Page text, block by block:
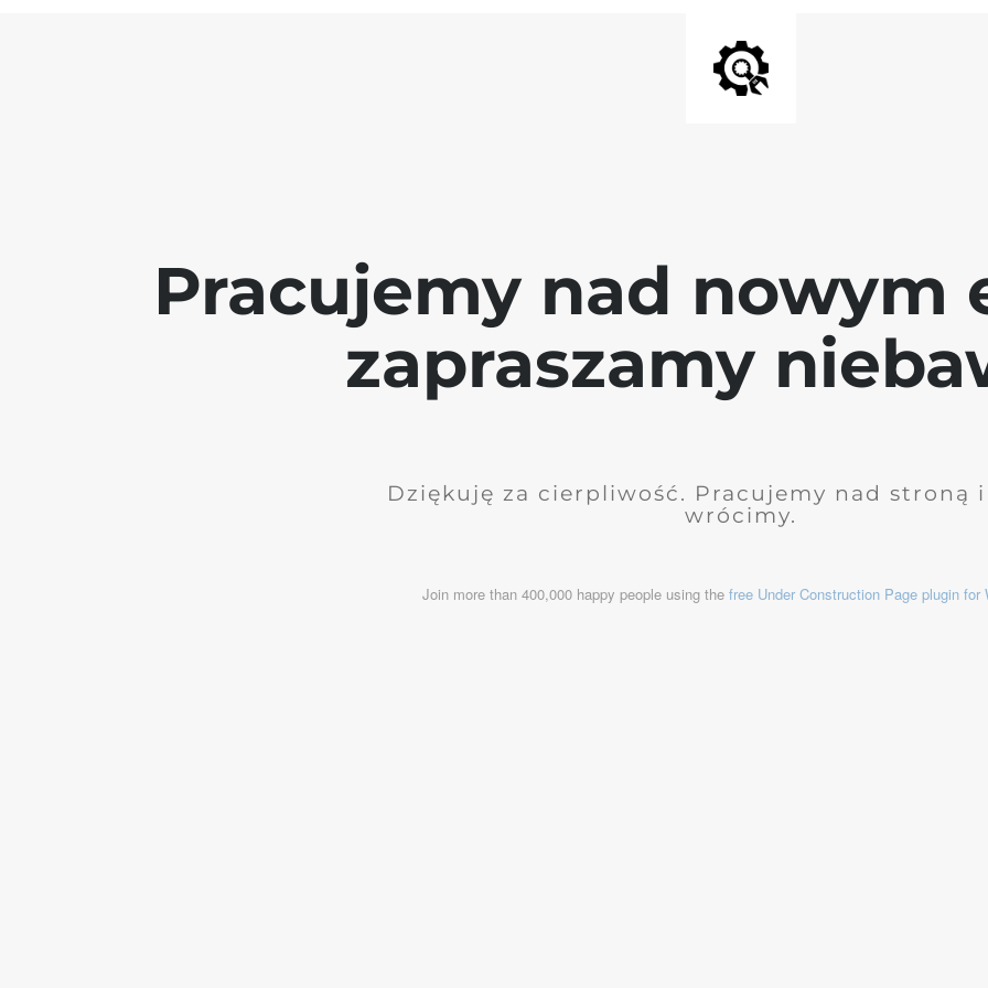
Pracujemy nad nowym
zapraszamy
Dziękuję za cierpliwość. Pracujemy nad stroną
wrócimy.
Join more than 400,000 happy people using the free Under Construction Page plugin for